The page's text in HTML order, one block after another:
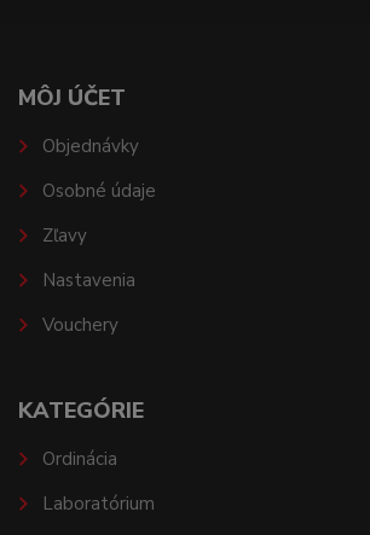
MÔJ ÚČET
Objednávky
Osobné údaje
Zľavy
Nastavenia
Vouchery
KATEGÓRIE
Ordinácia
Laboratórium